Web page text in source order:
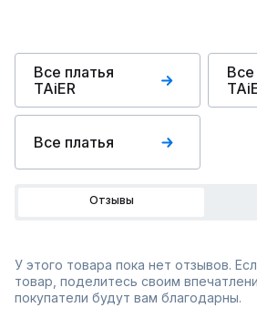
Все платья
TAiER
Все платья
Отзывы
У этого товара пока нет отзывов.
товар, поделитесь своим
покупатели будут вам благодарны.